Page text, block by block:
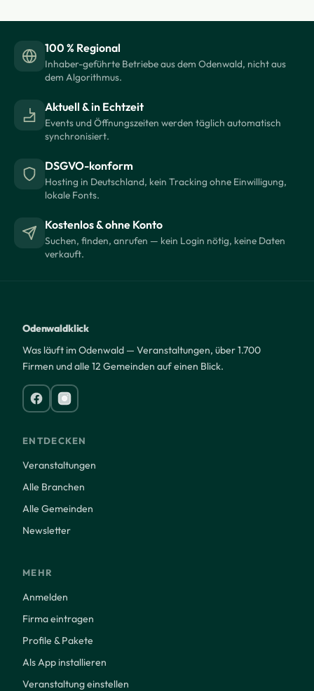
100 % Regional
Inhaber-geführte Betriebe aus dem Odenwald, nicht aus
dem Algorithmus.
Aktuell & in Echtzeit
Events und Öffnungszeiten werden täglich automatisch
synchronisiert.
DSGVO-konform
Hosting in Deutschland, kein Tracking ohne Einwilligung,
lokale Fonts.
Kostenlos & ohne Konto
Suchen, finden, anrufen — kein Login nötig, keine Daten
verkauft.
Odenwaldklick
Was läuft im Odenwald — Veranstaltungen, über 1.700
Firmen und alle 12 Gemeinden auf einen Blick.
ENTDECKEN
Veranstaltungen
Alle Branchen
Alle Gemeinden
Newsletter
MEHR
Anmelden
Firma eintragen
Profile & Pakete
Als App installieren
Veranstaltung einstellen